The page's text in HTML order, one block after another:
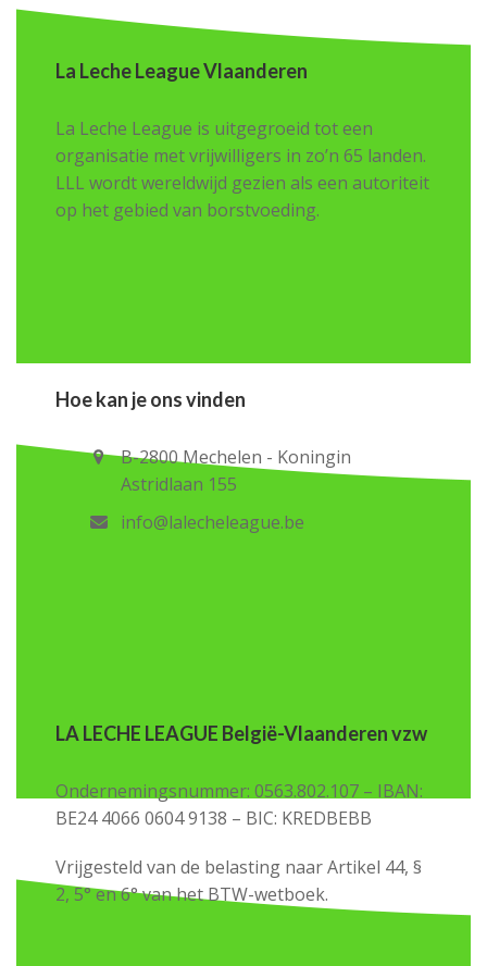
La Leche League Vlaanderen
La Leche League is uitgegroeid tot een
organisatie met vrijwilligers in zo’n 65 landen.
LLL wordt wereldwijd gezien als een autoriteit
op het gebied van borstvoeding.
Hoe kan je ons vinden
B-2800 Mechelen - Koningin
Astridlaan 155
info@lalecheleague.be
LA LECHE LEAGUE België-Vlaanderen vzw
Ondernemingsnummer: 0563.802.107 – IBAN:
BE24 4066 0604 9138 – BIC: KREDBEBB
Vrijgesteld van de belasting naar Artikel 44, §
2, 5° en 6° van het BTW-wetboek.